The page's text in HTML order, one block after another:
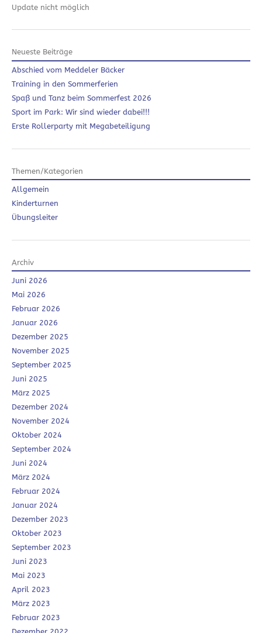
Update nicht möglich
Neueste Beiträge
Abschied vom Meddeler Bäcker
Training in den Sommerferien
Spaß und Tanz beim Sommerfest 2026
Sport im Park: Wir sind wieder dabei!!!
Erste Rollerparty mit Megabeteiligung
Themen/Kategorien
Allgemein
Kinderturnen
Übungsleiter
Archiv
Juni 2026
Mai 2026
Februar 2026
Januar 2026
Dezember 2025
November 2025
September 2025
Juni 2025
März 2025
Dezember 2024
November 2024
Oktober 2024
September 2024
Juni 2024
März 2024
Februar 2024
Januar 2024
Dezember 2023
Oktober 2023
September 2023
Juni 2023
Mai 2023
April 2023
März 2023
Februar 2023